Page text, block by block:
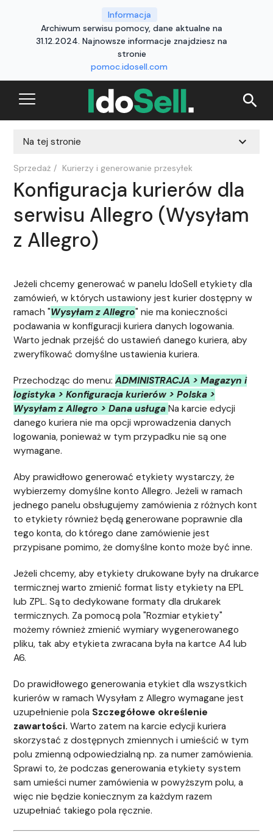
Informacja
Archiwum serwisu pomocy, dane aktualne na
31.12.2024. Najnowsze informacje znajdziesz na
stronie
pomoc.idosell.com
search
Na tej stronie expand_more
Sprzedaż / Kurierzy i generowanie przesyłek
Konfiguracja kurierów dla
serwisu Allegro (Wysyłam
z Allegro)
Jeżeli chcemy generować w panelu IdoSell etykiety dla
zamówień, w których ustawiony jest kurier dostępny w
ramach "Wysyłam z Allegro" nie ma konieczności
podawania w konfiguracji kuriera danych logowania.
Warto jednak przejść do ustawień danego kuriera, aby
zweryfikować domyślne ustawienia kuriera.
Przechodząc do menu:ADMINISTRACJA > Magazyn i
logistyka > Konfiguracja kurierów > Polska >
Wysyłam z Allegro > Dana usługaNa karcie edycji
danego kuriera nie ma opcji wprowadzenia danych
logowania, ponieważ w tym przypadku nie są one
wymagane.
Aby prawidłowo generować etykiety wystarczy, że
wybierzemy domyślne konto Allegro. Jeżeli w ramach
jednego panelu obsługujemy zamówienia z różnych kont
to etykiety również będą generowane poprawnie dla
tego konta, do którego dane zamówienie jest
przypisane pomimo, że domyślne konto może być inne.
Jeżeli chcemy, aby etykiety drukowane były na drukarce
termicznej warto zmienić format listy etykiety na EPL
lub ZPL. Są to dedykowane formaty dla drukarek
termicznych. Za pomocą pola "Rozmiar etykiety"
możemy również zmienić wymiary wygenerowanego
pliku, tak aby etykieta zwracana była na kartce A4 lub
A6.
Do prawidłowego generowania etykiet dla wszystkich
kurierów w ramach Wysyłam z Allegro wymagane jest
uzupełnienie pola Szczegółowe określenie
zawartości.Warto zatem na karcie edycji kuriera
skorzystać z dostępnych zmiennych i umieścić w tym
polu zmienną odpowiedzialną np. za numer zamówienia.
Sprawi to, że podczas generowania etykiety system
sam umieści numer zamówienia w powyższym polu, a
więc nie będzie koniecznym za każdym razem
uzupełniać takiego pola ręcznie.